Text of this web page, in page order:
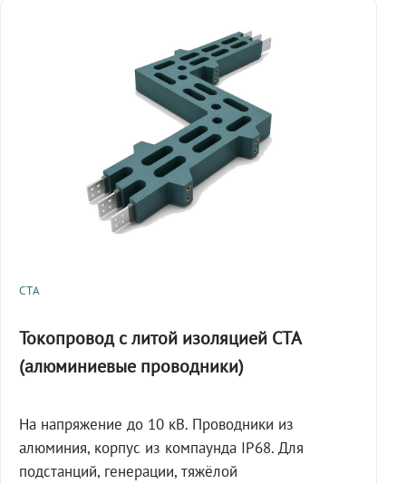
СТА
Токопровод с литой изоляцией СТА
(алюминиевые проводники)
На напряжение до 10 кВ. Проводники из
алюминия, корпус из компаунда IP68. Для
подстанций, генерации, тяжёлой